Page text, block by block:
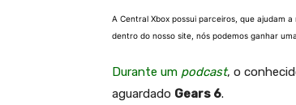
A Central Xbox possui parceiros, que ajudam
dentro do nosso site, nós podemos ganhar uma
Durante um podcast, o
aguardado Gears 6.